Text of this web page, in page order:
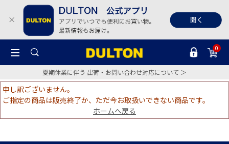
0
夏期休業に伴う 出荷・お問い合わせ対応について ＞
申し訳ございません。
ご指定の商品は販売終了か、ただ今お取扱いできない商品です。
ホームへ戻る